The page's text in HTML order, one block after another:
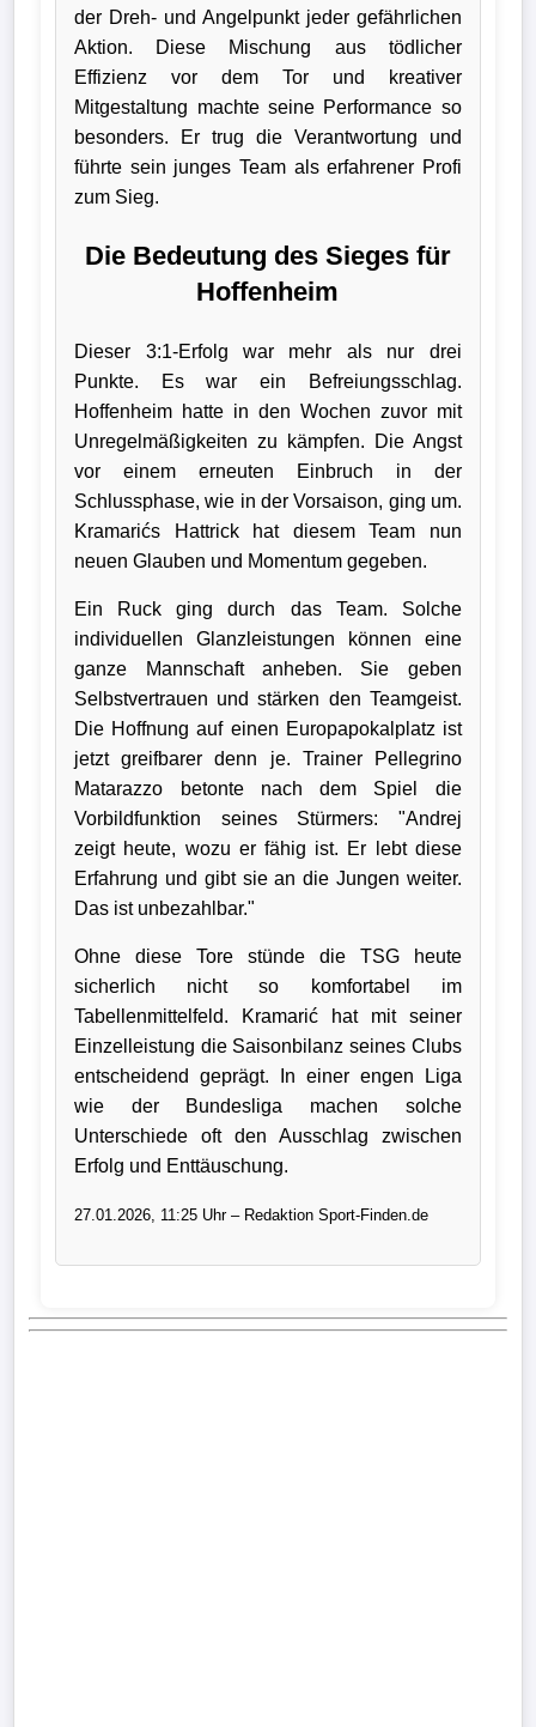
der Dreh- und Angelpunkt jeder gefährlichen
Aktion. Diese Mischung aus tödlicher
Effizienz vor dem Tor und kreativer
Mitgestaltung machte seine Performance so
besonders. Er trug die Verantwortung und
führte sein junges Team als erfahrener Profi
zum Sieg.
Die Bedeutung des Sieges für
Hoffenheim
Dieser 3:1-Erfolg war mehr als nur drei
Punkte. Es war ein Befreiungsschlag.
Hoffenheim hatte in den Wochen zuvor mit
Unregelmäßigkeiten zu kämpfen. Die Angst
vor einem erneuten Einbruch in der
Schlussphase, wie in der Vorsaison, ging um.
Kramarićs Hattrick hat diesem Team nun
neuen Glauben und Momentum gegeben.
Ein Ruck ging durch das Team. Solche
individuellen Glanzleistungen können eine
ganze Mannschaft anheben. Sie geben
Selbstvertrauen und stärken den Teamgeist.
Die Hoffnung auf einen Europapokalplatz ist
jetzt greifbarer denn je. Trainer Pellegrino
Matarazzo betonte nach dem Spiel die
Vorbildfunktion seines Stürmers: "Andrej
zeigt heute, wozu er fähig ist. Er lebt diese
Erfahrung und gibt sie an die Jungen weiter.
Das ist unbezahlbar."
Ohne diese Tore stünde die TSG heute
sicherlich nicht so komfortabel im
Tabellenmittelfeld. Kramarić hat mit seiner
Einzelleistung die Saisonbilanz seines Clubs
entscheidend geprägt. In einer engen Liga
wie der Bundesliga machen solche
Unterschiede oft den Ausschlag zwischen
Erfolg und Enttäuschung.
27.01.2026, 11:25 Uhr – Redaktion Sport-Finden.de